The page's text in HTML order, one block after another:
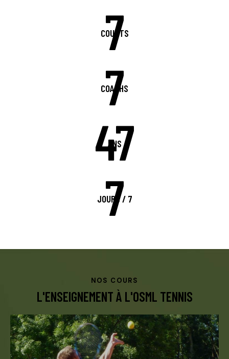
7
COURTS
7
COACHS
47
ANS
7
JOURS / 7
NOS COURS
L'ENSEIGNEMENT À L'OSML TENNIS